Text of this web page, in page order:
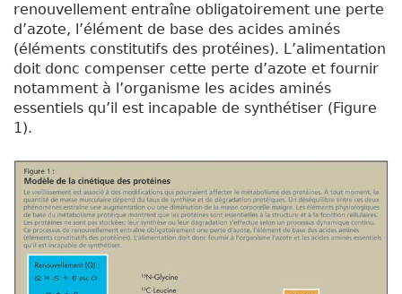
renouvellement entraîne obligatoirement une perte
d’azote, l’élément de base des acides aminés
(éléments constitutifs des protéines). L’alimentation
doit donc compenser cette perte d’azote et fournir
notamment à l’organisme les acides aminés
essentiels qu’il est incapable de synthétiser (Figure
1).